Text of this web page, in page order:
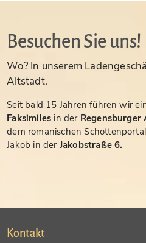
Besuchen Sie uns!
Wo? In unserem
Altstadt.
Seit bald 15 Jahren führen wir
Faksimiles in der
dem romanischen
Jakob in der Jakobstraße 6.
Kontakt